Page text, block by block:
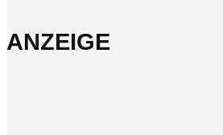
ANZEIGE